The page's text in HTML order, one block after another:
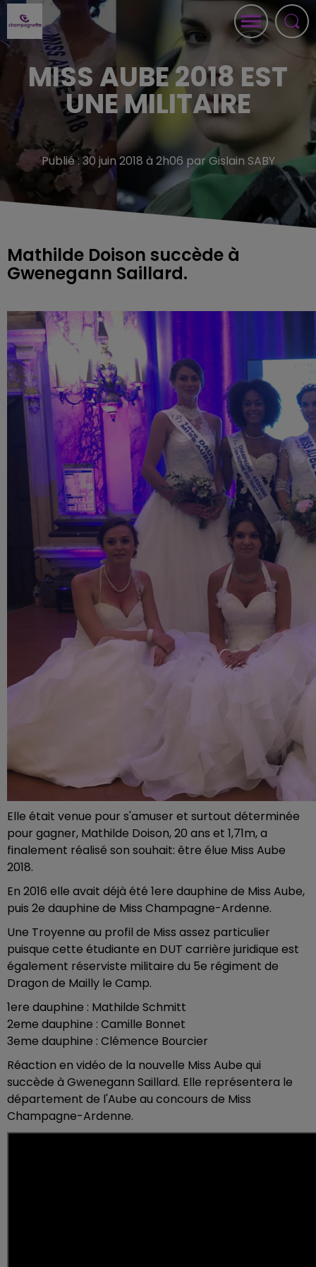
MISS AUBE 2018 EST
UNE MILITAIRE
Publié : 30 juin 2018 à 2h06 par Gislain SABY
Mathilde Doison succède à
Gwenegann Saillard.
Elle était venue pour s'amuser et surtout déterminée
pour gagner, Mathilde Doison, 20 ans et 1,71m, a
finalement réalisé son souhait: être élue Miss Aube
2018.
En 2016 elle avait déjà été 1ere dauphine de Miss Aube,
puis 2e dauphine de Miss Champagne-Ardenne.
Une Troyenne au profil de Miss assez particulier
puisque cette étudiante en DUT carrière juridique est
également réserviste militaire du 5e régiment de
Dragon de Mailly le Camp.
1ere dauphine : Mathilde Schmitt
2eme dauphine : Camille Bonnet
3eme dauphine : Clémence Bourcier
Réaction en vidéo de la nouvelle Miss Aube qui
succède à Gwenegann Saillard. Elle représentera le
département de l'Aube au concours de Miss
Champagne-Ardenne.